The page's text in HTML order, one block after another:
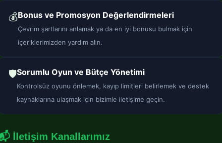
💰Bonus ve Promosyon Değerlendirmeleri
Çevrim şartlarını anlamak ya da en iyi bonusu bulmak için
içeriklerimizden yardım alın.
🛡️Sorumlu Oyun ve Bütçe Yönetimi
Kontrolsüz oyunu önlemek, kayıp limitleri belirlemek ve destek
kaynaklarına ulaşmak için bizimle iletişime geçin.
İletişim Kanallarımız